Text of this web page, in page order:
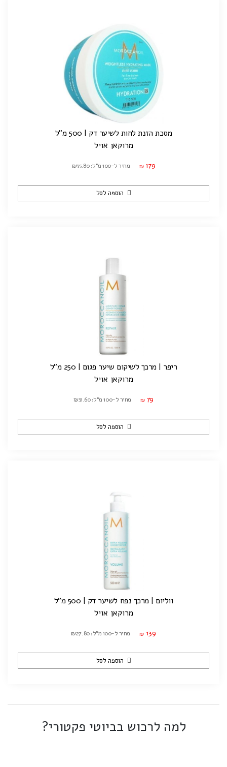
מסכת הזנת לחות לשיער דק | 500 מ"ל
מרוקאן אויל
₪ 179 מחיר ל-100 מ"ל: ₪35.80
הוספה לסל
ריפר | מרכך לשיקום שיער פגום | 250 מ"ל
מרוקאן אויל
₪ 79 מחיר ל-100 מ"ל: ₪31.60
הוספה לסל
ווליום | מרכך נפח לשיער דק | 500 מ"ל
מרוקאן אויל
₪ 139 מחיר ל-100 מ"ל: ₪27.80
הוספה לסל
למה לרכוש בביוטי פקטורי?